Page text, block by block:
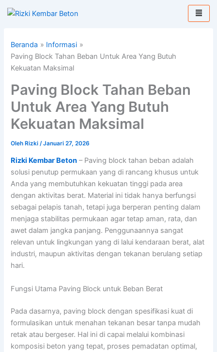
Beranda
Informasi
Paving Block Tahan Beban Untuk Area Yang Butuh
Kekuatan Maksimal
Paving Block Tahan Beban
Untuk Area Yang Butuh
Kekuatan Maksimal
OlehRizki/Januari 27, 2026
Rizki Kembar Beton – Paving block tahan beban adalah
solusi penutup permukaan yang di rancang khusus untuk
Anda yang membutuhkan kekuatan tinggi pada area
dengan aktivitas berat. Material ini tidak hanya berfungsi
sebagai pelapis tanah, tetapi juga berperan penting dalam
menjaga stabilitas permukaan agar tetap aman, rata, dan
awet dalam jangka panjang. Penggunaannya sangat
relevan untuk lingkungan yang di lalui kendaraan berat, alat
industri, maupun aktivitas dengan tekanan berulang setiap
hari.
Fungsi Utama Paving Block untuk Beban Berat
Pada dasarnya, paving block dengan spesifikasi kuat di
formulasikan untuk menahan tekanan besar tanpa mudah
retak atau bergeser. Hal ini di capai melalui kombinasi
komposisi beton yang tepat, proses pemadatan optimal,